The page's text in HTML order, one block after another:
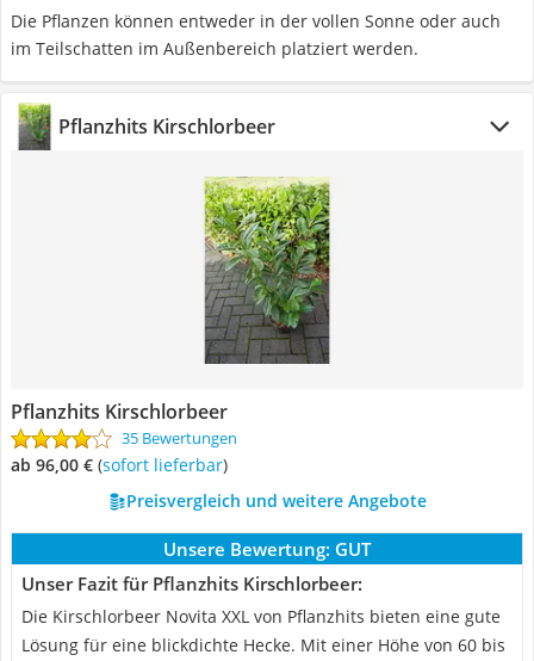
Die Pflanzen können entweder in der vollen Sonne oder auch
im Teilschatten im Außenbereich platziert werden.
Pflanzhits Kirschlorbeer
Pflanzhits Kirschlorbeer
35 Bewertungen
ab 96,00 € ( Sofort lieferbar)
Preisvergleich und weitere Angebote
Unsere Bewertung: GUT
Unser Fazit für Pflanzhits Kirschlorbeer:
Die Kirschlorbeer Novita XXL von Pflanzhits bieten eine gute
Lösung für eine blickdichte Hecke. Mit einer Höhe von 60 bis